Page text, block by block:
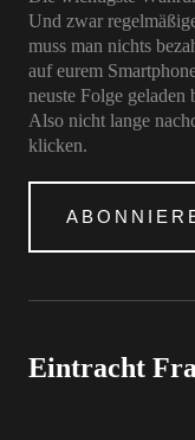
Und zwar
muss man nichts
auf eurem
neuste Folge
Also nicht lange
klicken.
Eintracht